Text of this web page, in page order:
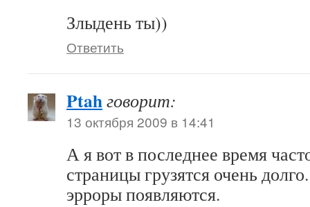
Злыдень ты))
Ответить
Ptahговорит:
13 октября 2009 в 14:41
А я вот в последнее время
страницы грузятся очень
эрроры появляются.